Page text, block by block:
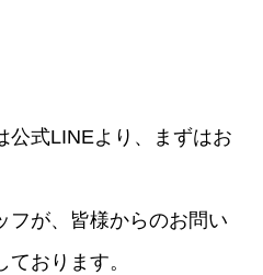
公式LINEより、まずはお
フが、皆様からのお問い
おります。